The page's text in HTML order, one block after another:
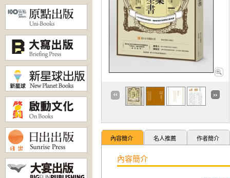
內容簡介 名人推薦 作者簡介
內容簡介